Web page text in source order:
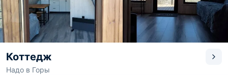
Коттедж
Надо в Горы